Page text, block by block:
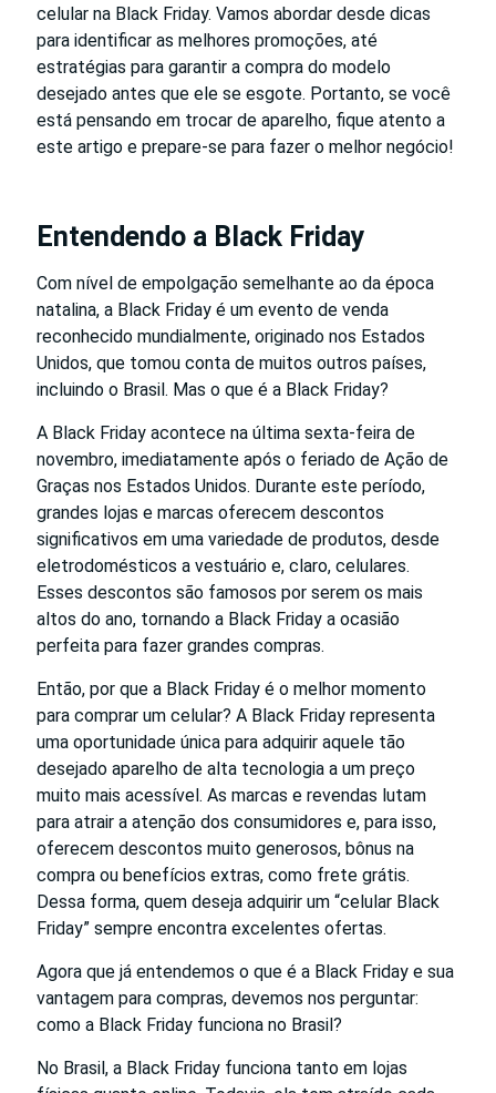
celular na Black Friday. Vamos abordar desde dicas
para identificar as melhores promoções, até
estratégias para garantir a compra do modelo
desejado antes que ele se esgote. Portanto, se você
está pensando em trocar de aparelho, fique atento a
este artigo e prepare-se para fazer o melhor negócio!
Entendendo a Black Friday
Com nível de empolgação semelhante ao da época
natalina, a Black Friday é um evento de venda
reconhecido mundialmente, originado nos Estados
Unidos, que tomou conta de muitos outros países,
incluindo o Brasil. Mas o que é a Black Friday?
A Black Friday acontece na última sexta-feira de
novembro, imediatamente após o feriado de Ação de
Graças nos Estados Unidos. Durante este período,
grandes lojas e marcas oferecem descontos
significativos em uma variedade de produtos, desde
eletrodomésticos a vestuário e, claro, celulares.
Esses descontos são famosos por serem os mais
altos do ano, tornando a Black Friday a ocasião
perfeita para fazer grandes compras.
Então, por que a Black Friday é o melhor momento
para comprar um celular? A Black Friday representa
uma oportunidade única para adquirir aquele tão
desejado aparelho de alta tecnologia a um preço
muito mais acessível. As marcas e revendas lutam
para atrair a atenção dos consumidores e, para isso,
oferecem descontos muito generosos, bônus na
compra ou benefícios extras, como frete grátis.
Dessa forma, quem deseja adquirir um “celular Black
Friday” sempre encontra excelentes ofertas.
Agora que já entendemos o que é a Black Friday e sua
vantagem para compras, devemos nos perguntar:
como a Black Friday funciona no Brasil?
No Brasil, a Black Friday funciona tanto em lojas